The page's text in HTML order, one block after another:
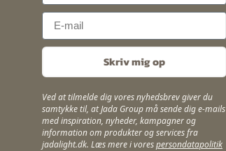
Email
Skriv mig op
Ved at tilmelde dig vores nyhedsbrev giver du
samtykke til, at Jada Group må sende dig e-mails
med inspiration, nyheder, kampagner og
information om produkter og services fra
jadalight.dk. Læs mere i vorespersondatapolitik